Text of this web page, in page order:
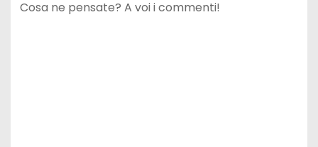
Cosa ne pensate? A voi i commenti!